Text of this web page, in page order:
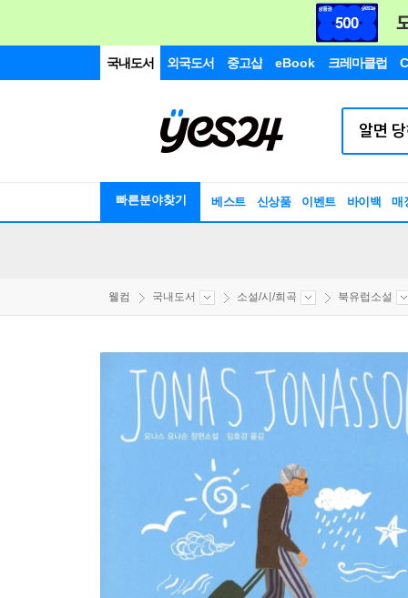
국내도서 외국도서 중고샵 eBook 크레마클럽
빠른분야찾기 베스트 신상품 이벤트 바이백 매
웰컴 국내도서 소설/시/희곡 북유럽소설